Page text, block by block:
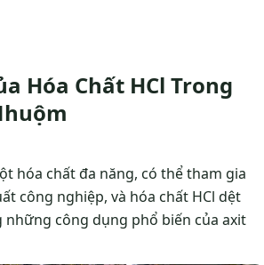
Hóa Chất HCl Trong
hóa chất đa năng, có thể tham gia
công nghiệp, và hóa chất HCl dệt
công dụng phổ biến của axit